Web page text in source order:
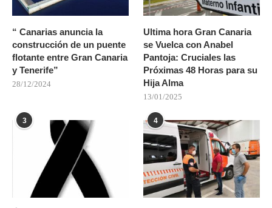
“ Canarias anuncia la
construcción de un puente
flotante entre Gran Canaria
y Tenerife”
28/12/2024
Ultima hora Gran Canaria
se Vuelca con Anabel
Pantoja: Cruciales las
Próximas 48 Horas para su
Hija Alma
13/01/2025
3 4